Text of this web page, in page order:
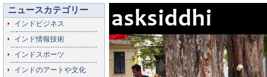
ニュースカテゴリー
インドビジネス
インド情報技術
インドスポーツ
インドのアートや文化